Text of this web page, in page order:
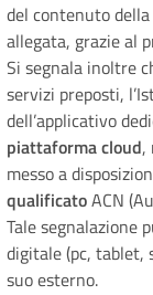
del contenuto
allegata, grazie al
Si segnala inoltre
servizi preposti,
dell’applicativo
piattaforma cloud,
messo a
qualificatoACN
Tale segnalazione
digitale (pc, tablet,
suo esterno.